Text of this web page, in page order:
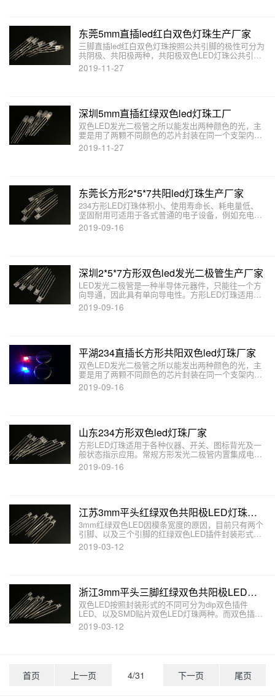
东莞5mm直插led红白双色灯珠生产厂家
三脚直插led红白双色灯珠按照公共引脚的极性可分为
共阴极、共阳极两种，共阳极双色LED灯珠公共引脚
为正极，两端引脚为负极，本文介绍5mm直插led红
白双色灯珠的发光原理。
2019-11-27
深圳5mm直插红绿双色led灯珠工厂
双色LED发光二极管之所以能发出两种颜色的光，主
要是用了两颗不同颜色的芯片封装在同一个支架内。
本文主要介绍双色LED发光二极管有哪些结构和形
式，以及5mm直插红绿双色LED灯珠的发光原理。
2019-11-27
东莞长方形2*5*7共阳led灯珠生产厂家
234方形LED灯珠体积小、使用寿命长、耗电量低、
坚固耐用可适用于各式普通的电子设备，例如充电
器、户外看板、电器产品指示、汽车仪表、背光源产
品等产品上。
2019-09-16
深圳2*5*7方形双色led发光二极管生产厂家
LED发光二极管是一种半导体元器件，只能往一个方
向导通，因此具有单向导电性。方形LED灯珠适用于
各种仪器、开关、图标背光及一般状态指示应用，本
文介绍双色LED发光二极管有哪些结构和形式。
2019-09-16
平湖234直插长方形共阳双色led灯珠厂家
双色LED发光二极管之所以能发出两种颜色的光，主
要是用了两颗不同颜色的芯片封装在同一个支架内。
长方形led发光二极管具有大角度、散光型特点，广泛
适用于各种仪器、开关、图标背光及一般状态指示应
2019-09-16
山东234方形双色led灯珠厂家
方形LED灯珠适用于各种仪器、开关、图标背光及一
般状态指示应用。常规方形发光二极管内置集成电阻
和低电流LED灯珠供选择，颜色包括绿色、红色、黄
色、白色、蓝色及橙色。
2019-09-16
江苏3mm平头红绿双色共阳极LED灯珠生产厂家
3mm红绿双色LED因模条宽度的原因，目前只有两个
引脚、以及三个引脚的红绿双色LED插件封装形式。
本文江苏红绿共阴双色发光二极管生产厂家介绍双色
LED共阳极、共阴极LED发光二极管。
2019-03-12
浙江3mm平头三脚红绿双色共阳极LED灯珠工厂
双色LED按照封装形式的不同可分为dip双色插件
LED、以及SMD贴片双色LED灯珠两种。而双色插件
LED发光二极管又可分为两脚无极双色、三脚双色
LED发光二极管、以及四脚双色LED灯珠等等，如
2019-03-12
首页 上一页 4/31 下一页 尾页